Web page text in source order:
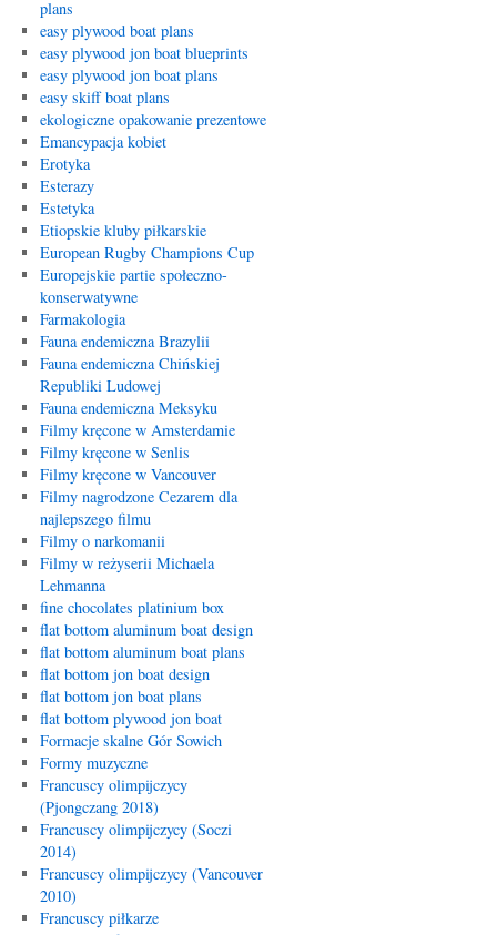
plans
easy plywood boat plans
easy plywood jon boat blueprints
easy plywood jon boat plans
easy skiff boat plans
ekologiczne opakowanie prezentowe
Emancypacja kobiet
Erotyka
Esterazy
Estetyka
Etiopskie kluby piłkarskie
European Rugby Champions Cup
Europejskie partie społeczno-
konserwatywne
Farmakologia
Fauna endemiczna Brazylii
Fauna endemiczna Chińskiej
Republiki Ludowej
Fauna endemiczna Meksyku
Filmy kręcone w Amsterdamie
Filmy kręcone w Senlis
Filmy kręcone w Vancouver
Filmy nagrodzone Cezarem dla
najlepszego filmu
Filmy o narkomanii
Filmy w reżyserii Michaela
Lehmanna
fine chocolates platinium box
flat bottom aluminum boat design
flat bottom aluminum boat plans
flat bottom jon boat design
flat bottom jon boat plans
flat bottom plywood jon boat
Formacje skalne Gór Sowich
Formy muzyczne
Francuscy olimpijczycy
(Pjongczang 2018)
Francuscy olimpijczycy (Soczi
2014)
Francuscy olimpijczycy (Vancouver
2010)
Francuscy piłkarze